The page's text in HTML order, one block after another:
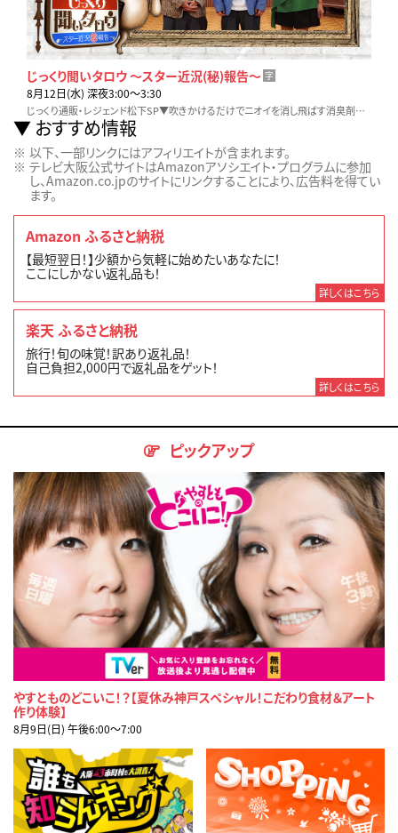
じっくり聞いタロウ ～スター近況(秘)報告～ 字
8月12日(水) 深夜3:00〜3:30
じっくり通販・レジェンド松下SP▼吹きかけるだけでニオイを消し飛ばす消臭剤▼ソースなど粘り気のある調味料も一撃！水拭き掃除機▼調理＆後片付けが超簡単！ムテキセイロ
おすすめ情報
以下、一部リンクにはアフィリエイトが含まれます。
テレビ大阪公式サイトはAmazonアソシエイト・プログラムに参加
し、Amazon.co.jpのサイトにリンクすることにより、広告料を得てい
ます。
Amazon ふるさと納税
【最短翌日！】少額から気軽に始めたいあなたに！
ここにしかない返礼品も！
詳しくはこちら
楽天 ふるさと納税
旅行！旬の味覚！訳あり返礼品！
自己負担2,000円で返礼品をゲット！
詳しくはこちら
ピックアップ
やすとものどこいこ！？【夏休み神戸スペシャル！こだわり食材＆アート
作り体験】
8月9日(日) 午後6:00〜7:00